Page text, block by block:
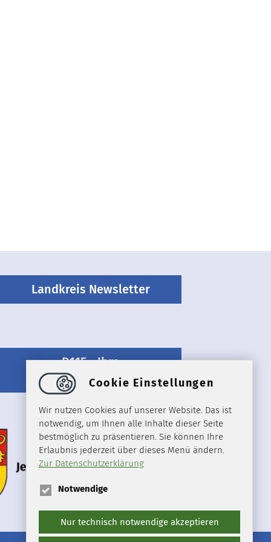
Landkreis Newsletter
D115 - Ihre
Behördenrufnummer
Cookie Einstellungen
Wir nutzen Cookies auf unserer Website. Das ist
notwendig, um Ihnen alle Inhalte dieser Seite
bestmöglich zu präsentieren. Sie können Ihre
Erlaubnis jederzeit über dieses Menü ändern.
Zur Datenschutzerklärung
Notwendige
Nur technisch notwendige akzeptieren